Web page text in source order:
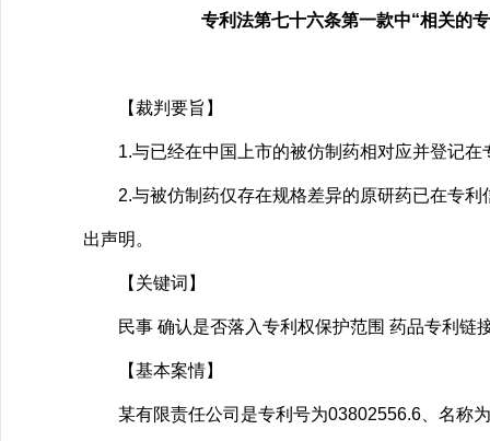
专利法第七十六条第一款中“相关的
【裁判要旨】
1.与已经在中国上市的被仿制药相对应并登记在
2.与被仿制药仅存在规格差异的原研药已在专利
出声明。
【关键词】
民事 确认是否落入专利权保护范围 药品专利链
【基本案情】
某有限责任公司是专利号为03802556.6、名称为